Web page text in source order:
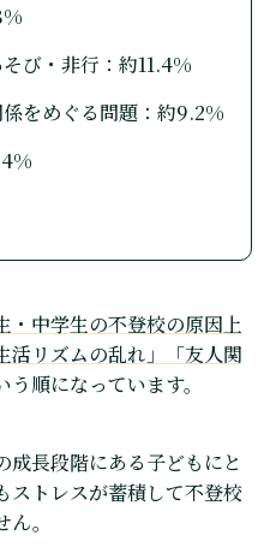
び・非行：約11.4%
をめぐる問題：約9.2%
・中学生の不登校の原因上
活リズムの乱れ」「友人関
う順になっています。
成長段階にある子どもにと
ストレスが蓄積して不登校
。